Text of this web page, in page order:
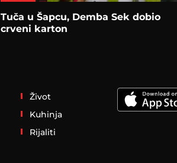
Tuča u Šapcu, Demba Sek dobio
crveni karton
Život
Kuhinja
Rijaliti